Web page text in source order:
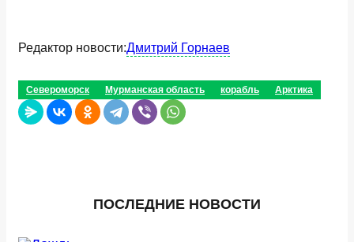
Редактор новости:Дмитрий Горнаев
Североморск Мурманская область корабль Арктика
ПОСЛЕДНИЕ НОВОСТИ